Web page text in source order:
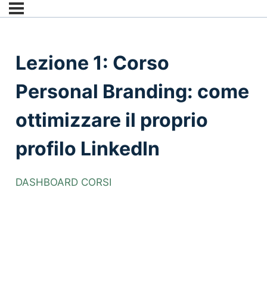
Lezione 1: Corso
Personal Branding: come
ottimizzare il proprio
profilo LinkedIn
DASHBOARD CORSI